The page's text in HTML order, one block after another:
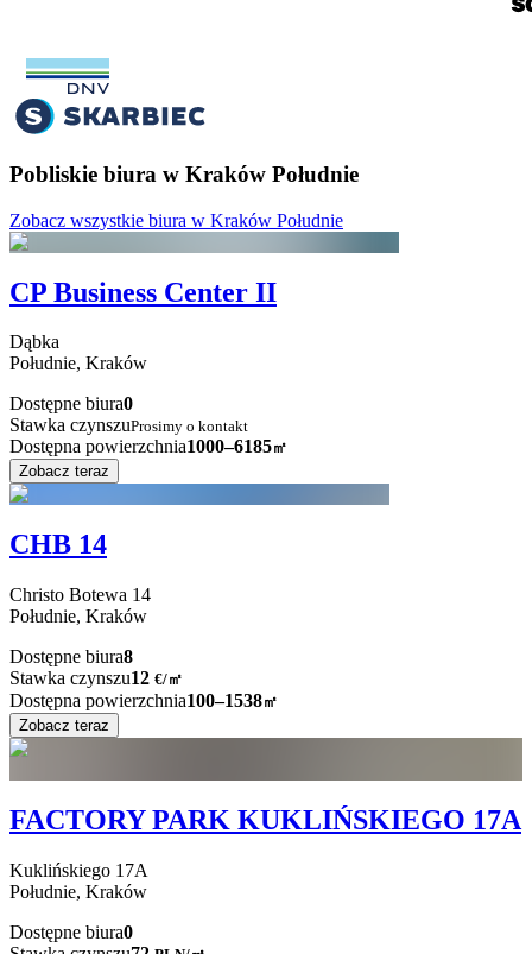
Pobliskie biura w Kraków Południe
Zobacz wszystkie biura w Kraków Południe
CP Business Center II
Dąbka
Południe, Kraków
Dostępne biura0
Stawka czynszuProsimy o kontakt
Dostępna powierzchnia1000–6185㎡
Zobacz teraz
CHB 14
Christo Botewa 14
Południe, Kraków
Dostępne biura8
Stawka czynszu12 €/㎡
Dostępna powierzchnia100–1538㎡
Zobacz teraz
FACTORY PARK KUKLIŃSKIEGO 17A
Kuklińskiego 17A
Południe, Kraków
Dostępne biura0